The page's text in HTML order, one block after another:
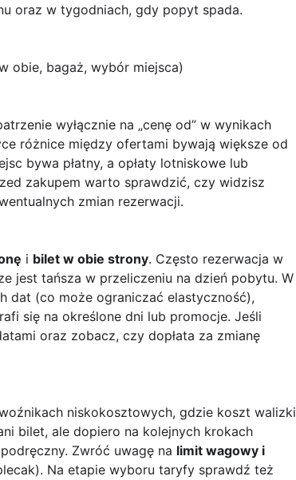
oraz w tygodniach, gdy popyt spada.
obie, bagaż, wybór miejsca)
wyłącznie na „cenę od” w wynikach
różnice między ofertami bywają większe od
bywa płatny, a opłaty lotniskowe lub
zakupem warto sprawdzić, czy widzisz
zmian rezerwacji.
i bilet w obie strony. Często rezerwacja w
jest tańsza w przeliczeniu na dzień pobytu. W
dat (co może ograniczać elastyczność),
się na określone dni lub promocje. Jeśli
oraz zobacz, czy dopłata za zmianę
niskokosztowych, gdzie koszt walizki
bilet, ale dopiero na kolejnych krokach
Zwróć uwagę na limit wagowy i
Na etapie wyboru taryfy sprawdź też